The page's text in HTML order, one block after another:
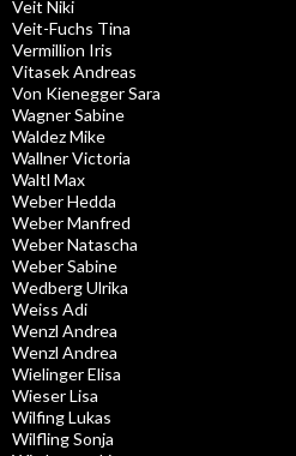
Veit Niki
Veit-Fuchs Tina
Vermillion Iris
Vitasek Andreas
Von Kienegger Sara
Wagner Sabine
Waldez Mike
Wallner Victoria
Waltl Max
Weber Hedda
Weber Manfred
Weber Natascha
Weber Sabine
Wedberg Ulrika
Weiss Adi
Wenzl Andrea
Wenzl Andrea
Wielinger Elisa
Wieser Lisa
Wilfing Lukas
Wilfling Sonja